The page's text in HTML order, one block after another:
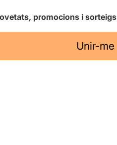
promocions i sorteigs
Unir-me